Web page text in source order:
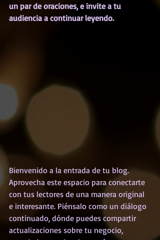
un par de oraciones, e invite a tu
audiencia a continuar leyendo.
Bienvenido a la entrada de tu blog.
Aprovecha este espacio para conectarte
con tus lectores de una manera original
e interesante. Piénsalo como un diálogo
continuado, dónde puedes compartir
actualizaciones sobre tu negocio,